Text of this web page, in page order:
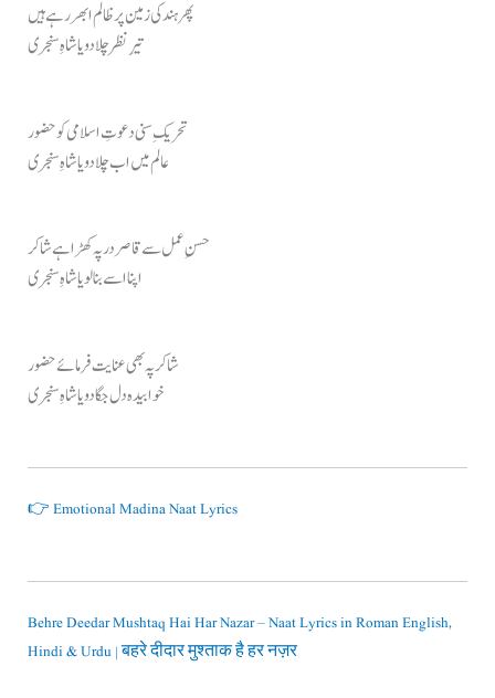
پھر ہند کی زمین پر ظالم ابھر رہے ہیں
تیرِ نظر چلا دو یا شاہِ سنجری
تحریکِ سنی دعوتِ اسلامی کو حضور
عالم میں اب چلا دو یا شاہِ سنجری
حسنِ عمل سے قاصر در پہ کھڑا ہے شاکر
اپنا اسے بنا لو یا شاہِ سنجری
شاکر پہ بھی عنایت فرمائے حضور
خوابیدہ دل جگا دو یا شاہِ سنجری
👉 Emotional Madina Naat Lyrics
Behre Deedar Mushtaq Hai Har Nazar – Naat Lyrics in Roman English,
Hindi & Urdu | बहरे दीदार मुश्ताक है हर नज़र